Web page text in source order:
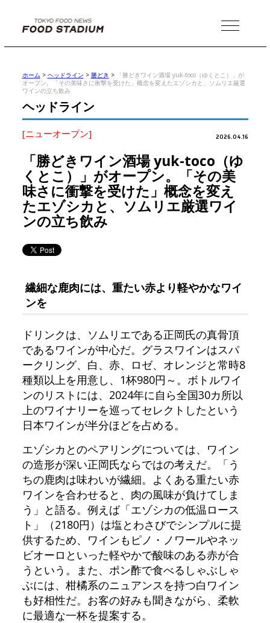
MENU
ホーム > ヘッドライン > 勝どき >
「勝どきワイン酒場 yuk-toco（ゆくとこ）」が
オープン。「その美味さに衝撃を受けた」概念を変えたエゾシカと、ソムリエ厳選
ワインの立ち飲み
ヘッドライン
[ニューオープン] 2026.04.16
「勝どきワイン酒場 yuk-toco（ゆ
くとこ）」がオープン。「その美
味さに衝撃を受けた」概念を変え
たエゾシカと、ソムリエ厳選ワイ
ンの立ち飲み
繊細な鹿肉には、重たい赤より軽やかなワイ
ンを
ドリンクは、ソムリエである正岡氏の真骨頂
であるワインが中心だ。グラスワインはスパ
ークリング、白、赤、ロゼ、オレンジと常時8
種類以上を用意し、1杯980円～。ボトルワイ
ンのリストには、2024年に自ら全国30カ所以
上のワイナリーを巡ってセレクトしたという
日本ワインが半分ほどを占める。
エゾシカとのペアリングについては、ワイン
の造形が深い正岡氏ならではの考えだ。「う
ちの鹿肉は味わいが繊細。よくある重たい赤
ワインを合わせると、肉の風味が負けてしま
う」と語る。例えば「エゾシカの低温ロース
ト」（2180円）は塩とわさびでシンプルに提
供するため、ワインもピノ・ノワールやネッ
ビオーロといった軽やかで酸味のある赤が合
うという。また、ポン酢で食べるしゃぶしゃ
ぶには、柑橘系のニュアンスを持つ白ワイン
も好相性だ。お客の好みも聞きながら、柔軟
に最適な一杯を提案する。